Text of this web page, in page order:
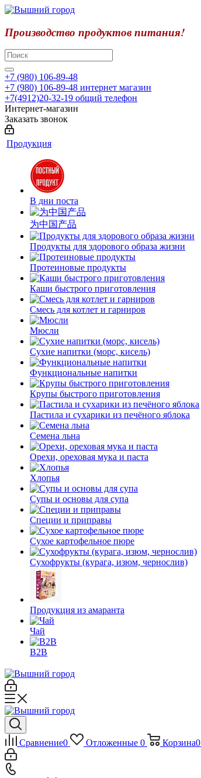
Производство продуктов питания!
+7 (980) 106-89-48
+7 (980) 106-89-48 интернет магазин
+7(4912)20-32-19 общий телефон
Интернет-магазин
Заказать звонок
Продукция
В дни поста
为中国产品
Продукты для здорового образа жизни
Протеиновые продукты
Каши быстрого приготовления
Смесь для котлет и гарниров
Мюсли
Сухие напитки (морс, кисель)
Функциональные напитки
Крупы быстрого приготовления
Пастила и сухарики из печёного яблока
Семена льна
Орехи, ореховая мука и паста
Хлопья
Супы и основы для супа
Специи и приправы
Сухое картофельное пюре
Сухофрукты (курага, изюм, чернослив)
Продукция из амаранта
Чай
B2B
Сравнение0 Отложенные 0 Корзина0